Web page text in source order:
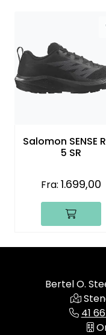
Salomon SENSE
5 SR
Fra: 1.699,00
Bertel O.
41